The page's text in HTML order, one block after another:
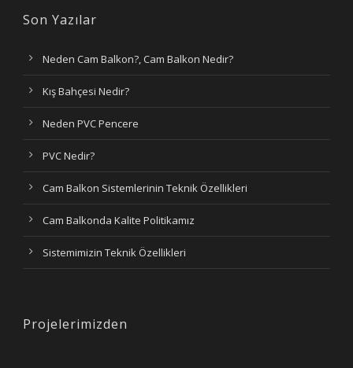
Son Yazılar
Neden Cam Balkon?, Cam Balkon Nedir?
Kış Bahçesi Nedir?
Neden PVC Pencere
PVC Nedir?
Cam Balkon Sistemlerinin Teknik Özellikleri
Cam Balkonda Kalite Politikamız
Sistemimizin Teknik Özellikleri
Projelerimizden